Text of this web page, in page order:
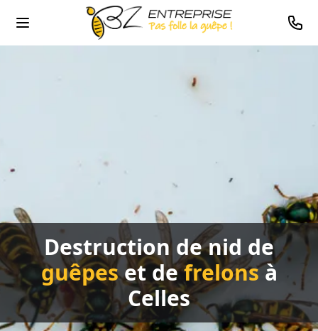
Destruction de nid de
guêpeset defrelonsà
Celles